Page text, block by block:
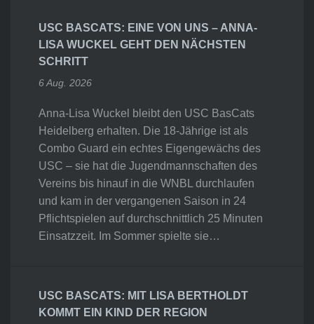
USC BASCATS: EINE VON UNS – ANNA-
LISA WUCKEL GEHT DEN NÄCHSTEN
SCHRITT
6 Aug. 2026
Anna-Lisa Wuckel bleibt den USC BasCats
Heidelberg erhalten. Die 18-Jährige ist als
Combo Guard ein echtes Eigengewächs des
USC – sie hat die Jugendmannschaften des
Vereins bis hinauf in die WNBL durchlaufen
und kam in der vergangenen Saison in 24
Pflichtspielen auf durchschnittlich 25 Minuten
Einsatzzeit. Im Sommer spielte sie…
USC BASCATS: MIT LISA BERTHOLDT
KOMMT EIN KIND DER REGION